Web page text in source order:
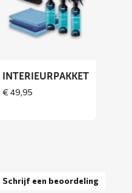
Interieurpakket
INTERIEURPAKKET
€49,95
Schrijf een beoordeling